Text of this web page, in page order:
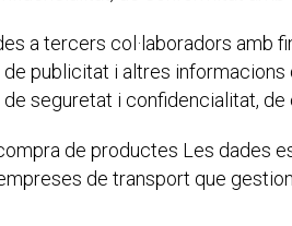
a tercers col·laboradors amb
de publicitat i altres
de seguretat i confidencialitat,
de productes Les dades
de transport que